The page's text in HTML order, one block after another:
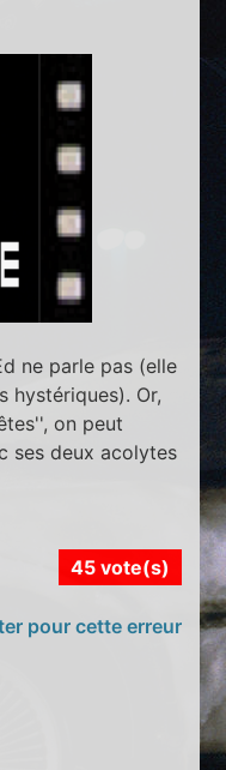
ne parle pas (elle
hystériques). Or,
on peut
ses deux acolytes
45 vote(s)
pour cette erreur